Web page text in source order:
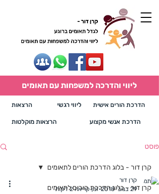
הדרכת הורים אישית הרצאות
הרצאות מוקלטות הדרכת אנשי מקצוע
ליווי והדרכה למשפחות עם תאומים
ליווי רגשי
פוסט
קרן דור - בלוג הדרכת הורים לתאומים
קרן דור - בלוג הדרכת הורים לתאומים
קרן דור
29 בנוב׳ 2018
זמן קריאה 2 דקות